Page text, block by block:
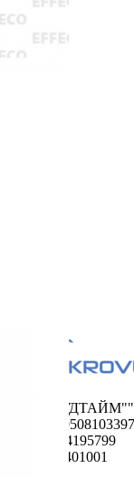
ООО "ФУДТАЙМ""
ОГРН
ИНН 5024195799
КПП 502401001